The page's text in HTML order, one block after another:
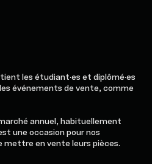
les étudiant·es et diplômé·es
événements de vente, comme
annuel, habituellement
une occasion pour nos
mettre en vente leurs pièces.